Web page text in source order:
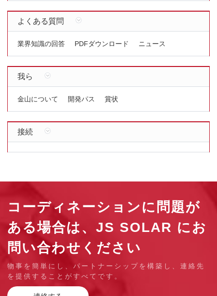
よくある質問
業界知識の回答 PDFダウンロード ニュース
我ら
金山について 開発パス 賞状
接続
コーディネーションに問題が
ある場合は、JS SOLAR にお
問い合わせください
物事を簡単にし、パートナーシップを構築し、連絡先
を提供することがすべてです。